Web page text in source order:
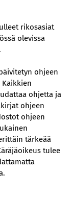
rikosasiat
olevissa
ohjeen
ohjetta ja
ohjeen
ohjeen
tärkeää
tulee